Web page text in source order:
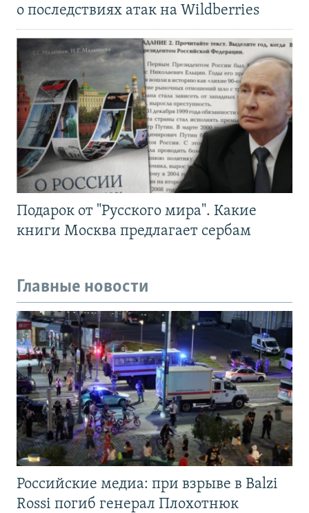
о последствиях атак на Wildberries
Подарок от "Русского мира". Какие
книги Москва предлагает сербам
Главные новости
Российские медиа: при взрыве в Balzi
Rossi погиб генерал Плохотнюк